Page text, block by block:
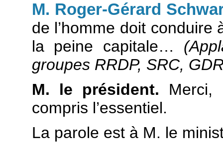
M. Roger-Gérard
de l’homme doit conduire
la peine capitale…
groupes RRDP, SRC,
M. le président. Merci,
compris l’essentiel.
La parole est à M. le